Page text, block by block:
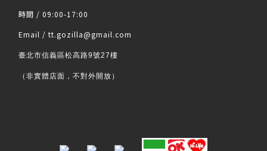
時間 / 09:00-17:00
Email / tt.gozilla@gmail.com
臺北市信義區松高路9號27樓
（非實體店面，不對外開放）